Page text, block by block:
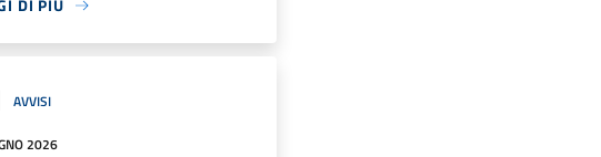
DI PIÙ
AVVISI
2026